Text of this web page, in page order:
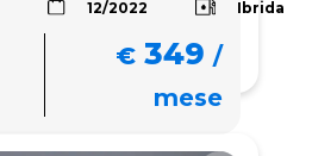
12/2022 Ibrida
€ 349 /
mese